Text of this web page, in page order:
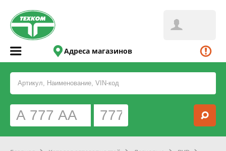
Адреса магазинов